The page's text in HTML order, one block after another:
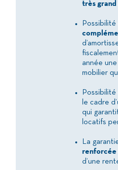
très
Possibilité
année
mobilier
Possibilité
le cadre
qui
locatifs
La
renforcée
d’une